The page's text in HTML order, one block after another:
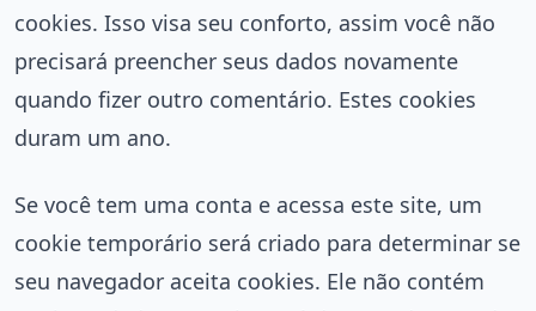
cookies. Isso visa seu conforto, assim você não
precisará preencher seus dados novamente
quando fizer outro comentário. Estes cookies
duram um ano.
Se você tem uma conta e acessa este site, um
cookie temporário será criado para determinar se
seu navegador aceita cookies. Ele não contém